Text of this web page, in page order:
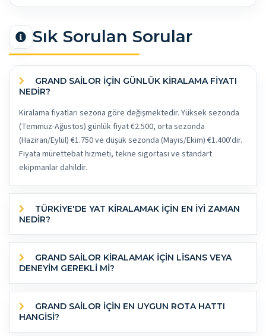
Sık Sorulan Sorular
NEDİR?
Kiralama fiyatları sezona göre değişmektedir. Yüksek sezonda
(Temmuz-Ağustos) günlük fiyat €2.500, orta sezonda
(Haziran/Eylül) €1.750 ve düşük sezonda (Mayıs/Ekim) €1.400'dir.
Fiyata mürettebat hizmeti, tekne sigortası ve standart
ekipmanlar dahildir.
NEDİR?
DENEYİM GEREKLİ Mİ?
HANGISI?